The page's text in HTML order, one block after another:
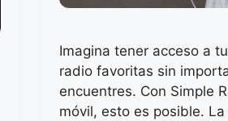
Imagina tener acceso a
radio favoritas sin
encuentres. Con Simple
móvil, esto es posible.